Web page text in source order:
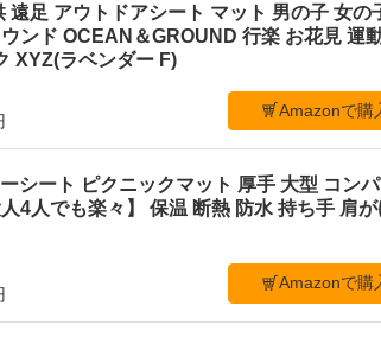
遠足 アウトドアシート マット 男の子 女の
ンド OCEAN＆GROUND 行楽 お花見 運
XYZ(ラベンダー F)
Amazonで購
シート ピクニックマット 厚手 大型 コンパ
4人でも楽々】 保温 断熱 防水 持ち手 肩
Amazonで購